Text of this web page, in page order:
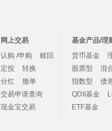
网上交易
认购 /申购
赎回
定投
转换
分红
撤单
交易申请查询
现金宝交易
基金产品/理
货币基金
股票型
混
指数型
债
QDII基金
ETF基金